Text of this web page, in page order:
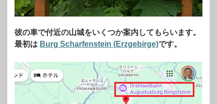
彼の車で付近の山城をいくつか案内してもらいます。
最初は Burg Scharfenstein (Erzgebirge)です。